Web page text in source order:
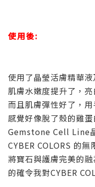
使用後:
使用了晶瑩活膚精華
肌膚水嫩度提升了，
而且肌膚彈性好了，
感覺好像脫了殼的雞
Gemstone Cell Line
CYBER COLORS 的無
將寶石與護膚完美的融
的確令我對CYBER